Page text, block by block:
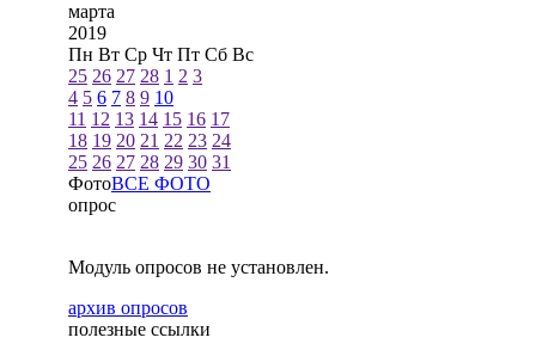
марта
2019
Пн Вт Ср Чт Пт Сб Вс
25 26 27 28 1 2 3
4 5 6 7 8 9 10
11 12 13 14 15 16 17
18 19 20 21 22 23 24
25 26 27 28 29 30 31
ФотоВСЕ ФОТО
опрос
Модуль опросов не установлен.
архив опросов
полезные ссылки